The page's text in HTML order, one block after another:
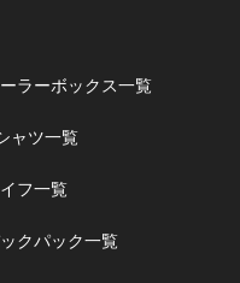
ラーボックス一覧
ャツ一覧
フ一覧
クパック一覧